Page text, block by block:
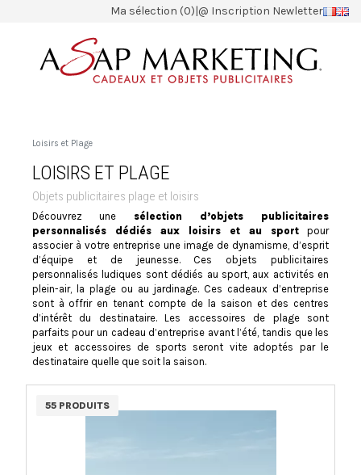
Ma sélection (0)|@ Inscription Newletter
Loisirs et Plage
LOISIRS ET PLAGE
Objets publicitaires plage et loisirs
Découvrez une sélection d’objets publicitaires
personnalisés dédiés aux loisirs et au sport pour
associer à votre entreprise une image de dynamisme, d’esprit
d’équipe et de jeunesse. Ces objets publicitaires
personnalisés ludiques sont dédiés au sport, aux activités en
plein-air, la plage ou au jardinage. Ces cadeaux d’entreprise
sont à offrir en tenant compte de la saison et des centres
d’intérêt du destinataire. Les accessoires de plage sont
parfaits pour un cadeau d’entreprise avant l’été, tandis que les
jeux et accessoires de sports seront vite adoptés par le
destinataire quelle que soit la saison.
55 PRODUITS